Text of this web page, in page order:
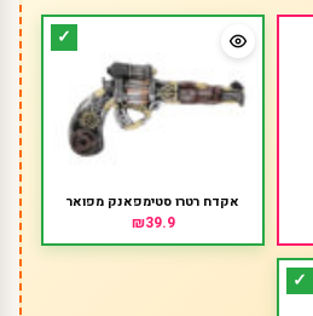
אקדח רטרו סטימפאנק מפואר
₪39.9